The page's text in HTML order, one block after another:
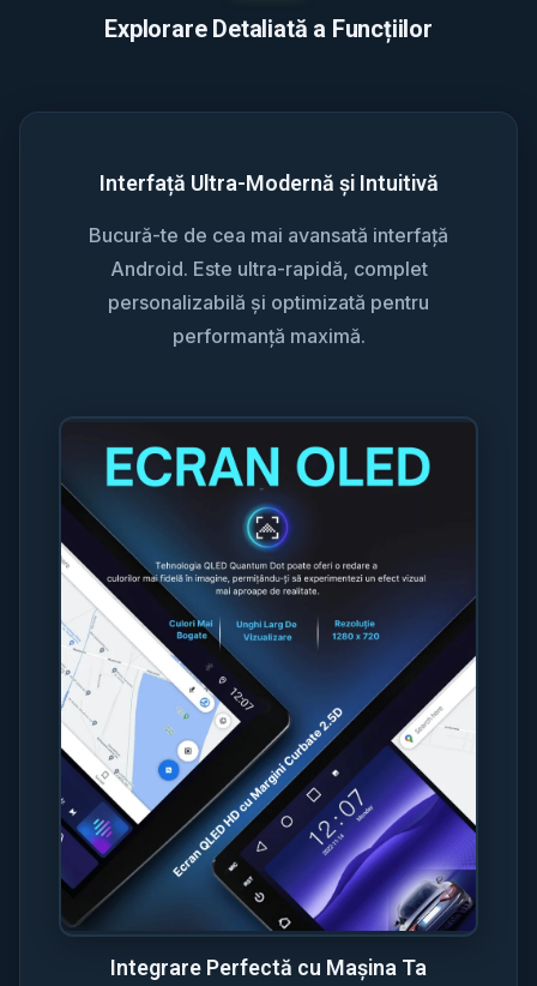
Explorare Detaliată a Funcțiilor
Interfață Ultra-Modernă și Intuitivă
Bucură-te de cea mai avansată interfață
Android. Este ultra-rapidă, complet
personalizabilă și optimizată pentru
performanță maximă.
Integrare Perfectă cu Mașina Ta